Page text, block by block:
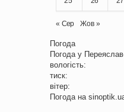
« Сер Жов »
Погода
Погода у
вологість:
тиск:
вітер:
Погода на